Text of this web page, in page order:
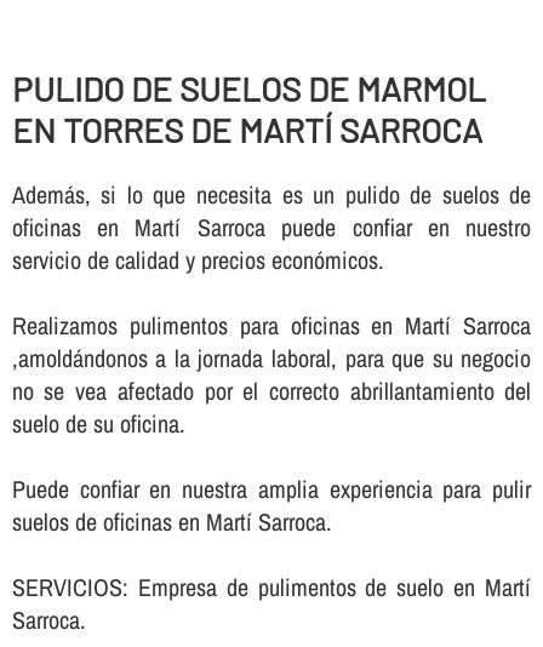
PULIDO DE SUELOS DE MARMOL
EN TORRES DE MARTÍ SARROCA
Además, si lo que necesita es un pulido de suelos de
oficinas en Martí Sarroca puede confiar en nuestro
servicio de calidad y precios económicos.
Realizamos pulimentos para oficinas en Martí Sarroca
,amoldándonos a la jornada laboral, para que su negocio
no se vea afectado por el correcto abrillantamiento del
suelo de su oficina.
Puede confiar en nuestra amplia experiencia para pulir
suelos de oficinas en Martí Sarroca.
SERVICIOS: Empresa de pulimentos de suelo en Martí
Sarroca.